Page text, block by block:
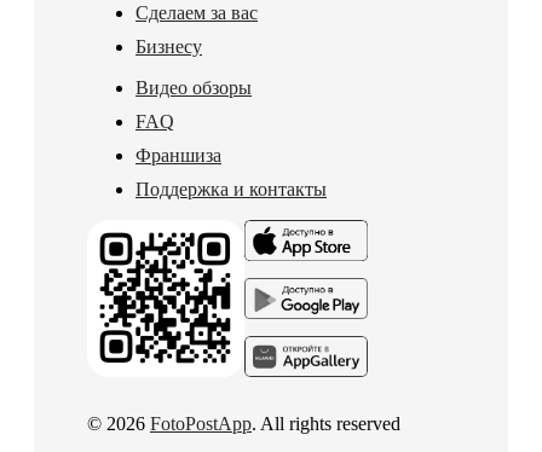
Сделаем за вас
Бизнесу
Видео обзоры
FAQ
Франшиза
Поддержка и контакты
© 2026 FotoPostApp. All rights reserved